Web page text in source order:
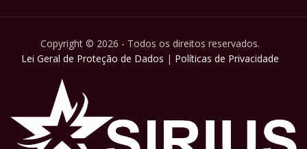
Copyright © 2026 - Todos os direitos reservados.
Lei Geral de Proteção de Dados | Políticas de Privacidade